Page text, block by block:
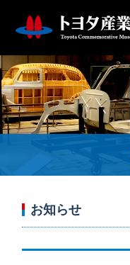
お知らせ